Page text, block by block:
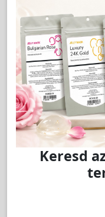
R200W Belőhető
Keresd